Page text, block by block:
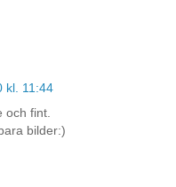
kl. 11:44
och fint.
bilder:)